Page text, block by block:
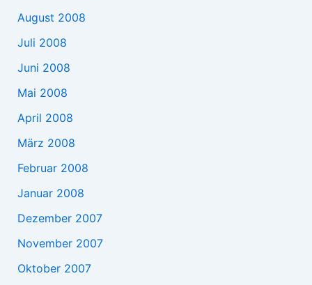
August 2008
Juli 2008
Juni 2008
Mai 2008
April 2008
März 2008
Februar 2008
Januar 2008
Dezember 2007
November 2007
Oktober 2007